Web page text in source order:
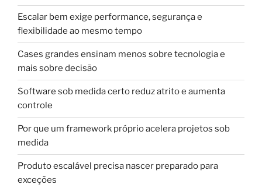
Escalar bem exige performance, segurança e
flexibilidade ao mesmo tempo
Cases grandes ensinam menos sobre tecnologia e
mais sobre decisão
Software sob medida certo reduz atrito e aumenta
controle
Por que um framework próprio acelera projetos sob
medida
Produto escalável precisa nascer preparado para
exceções